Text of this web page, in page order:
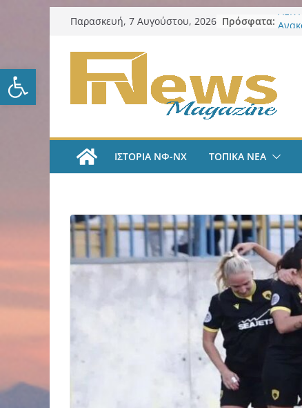
Ανοίξτε τη γραμμή εργαλείων
Μετάβαση
περιεχόμενο
Παρασκευή, 7 Αυγούστου, 2026 Πρόσφατα: ΑΕΚ
για
με
ΙΣΤΟΡΙΑ ΝΦ-ΝΧ ΤΟΠΙΚΑ ΝΕΑ